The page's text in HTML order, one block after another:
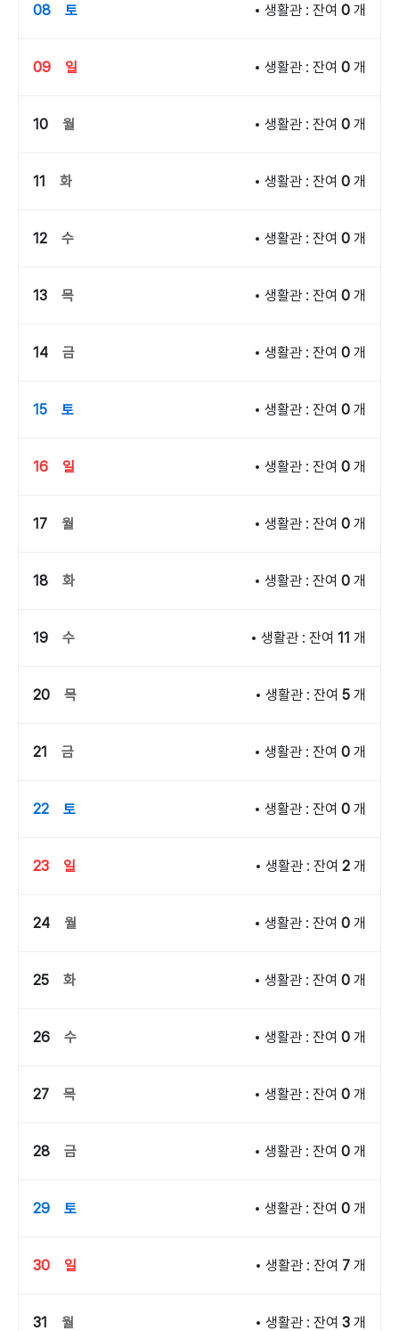
08 토 생활관 : 잔여 0 개
09 일 생활관 : 잔여 0 개
10 월 생활관 : 잔여 0 개
11 화 생활관 : 잔여 0 개
12 수 생활관 : 잔여 0 개
13 목 생활관 : 잔여 0 개
14 금 생활관 : 잔여 0 개
15 토 생활관 : 잔여 0 개
16 일 생활관 : 잔여 0 개
17 월 생활관 : 잔여 0 개
18 화 생활관 : 잔여 0 개
19 수 생활관 : 잔여 11 개
20 목 생활관 : 잔여 5 개
21 금 생활관 : 잔여 0 개
22 토 생활관 : 잔여 0 개
23 일 생활관 : 잔여 2 개
24 월 생활관 : 잔여 0 개
25 화 생활관 : 잔여 0 개
26 수 생활관 : 잔여 0 개
27 목 생활관 : 잔여 0 개
28 금 생활관 : 잔여 0 개
29 토 생활관 : 잔여 0 개
30 일 생활관 : 잔여 7 개
31 월 생활관 : 잔여 3 개